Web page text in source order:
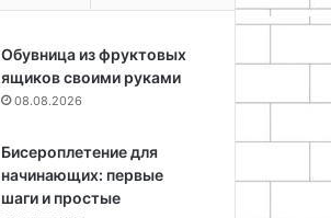
Обувница из фруктовых
ящиков своими руками
08.08.2026
Бисероплетение для
начинающих: первые
шаги и простые